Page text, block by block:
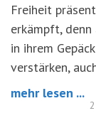
Freiheit
erkämpft,
in ihrem
verstärken,
mehr lesen ...